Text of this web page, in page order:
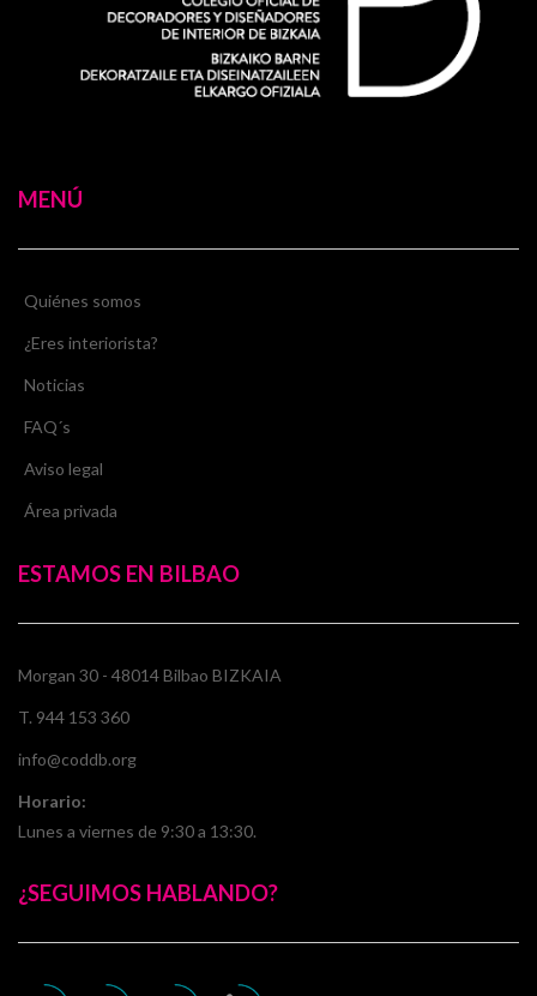
MENÚ
Quiénes somos
¿Eres interiorista?
Noticias
FAQ´s
Aviso legal
Área privada
ESTAMOS EN BILBAO
Morgan 30 - 48014 Bilbao BIZKAIA
T. 944 153 360
info@coddb.org
Horario:
Lunes a viernes de 9:30 a 13:30.
¿SEGUIMOS HABLANDO?